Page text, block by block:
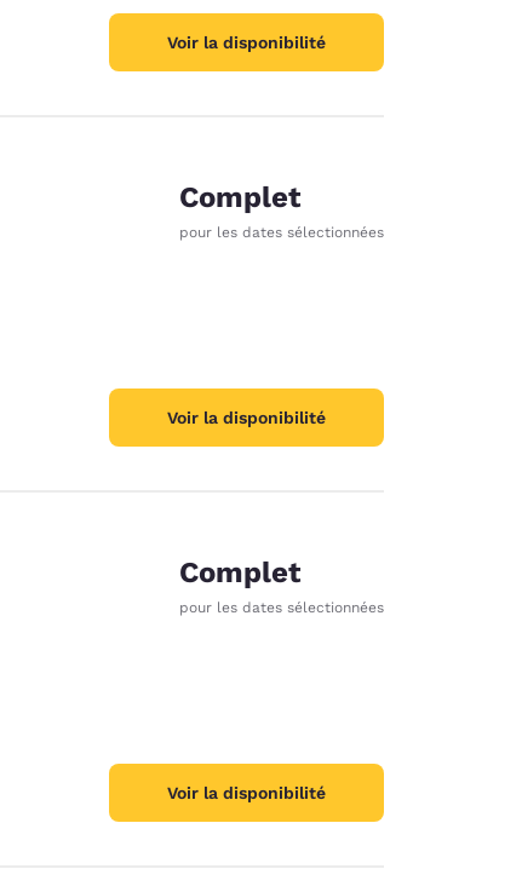
Voir la disponibilité
Complet
pour les dates sélectionnées
Voir la disponibilité
Complet
pour les dates sélectionnées
Voir la disponibilité